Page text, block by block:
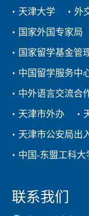
天津大学 外
国家外国专家局
国家留学基金管
中国留学服务中
中外语言交流合
天津市外办
天津市公安局出
中国-东盟工科大
联系我们